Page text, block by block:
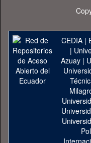
CEDIA|
|
Azuay|